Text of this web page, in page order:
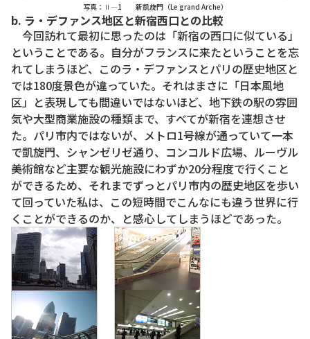
写真：Ⅱ―1 新凱旋門（Le grand Arche）
b. ラ・デファンス地区と新宿西口との比較
今回訪れて最初に思ったのは「新宿の西口に似ている」
ということである。自分がフランスに来たということを忘
れてしまうほど、このラ・デファンスとパリの歴史地区と
では180度景色が違っていた。それはまさに「日本風地
区」と表現しても間違いではないほど、地下鉄の駅の雰囲
気や大型商業施設の種類まで、すべてが新宿を連想させ
た。パリ市内ではないが、メトロ1号線が通っていて一本
で凱旋門、シャンゼリゼ通り、コンコルド広場、ルーヴル
美術館など主要な観光施設にわずか20分程度で行くこと
ができるため、それまでずっとパリ市内の歴史地区を歩い
て回っていた私は、この短時間でこんなにも違う世界に行
くことができるのか、と感心してしまうほどであった。